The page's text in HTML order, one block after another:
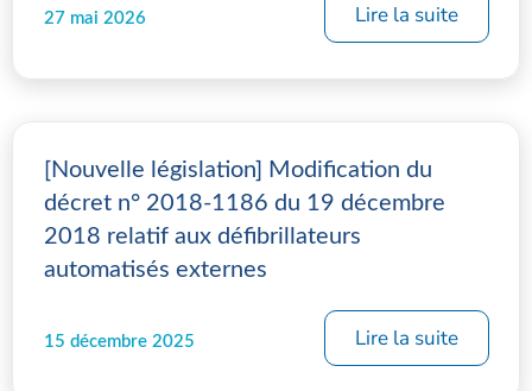
27 mai 2026 Lire la suite
[Nouvelle législation] Modification du
décret n° 2018-1186 du 19 décembre
2018 relatif aux défibrillateurs
automatisés externes
15 décembre 2025 Lire la suite